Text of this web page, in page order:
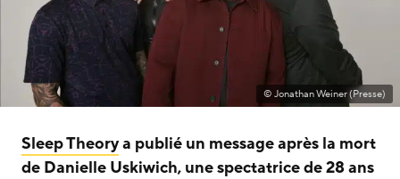
© Jonathan Weiner (Presse)
Sleep Theorya publié un message après la mort
de Danielle Uskiwich, une spectatrice de 28 ans